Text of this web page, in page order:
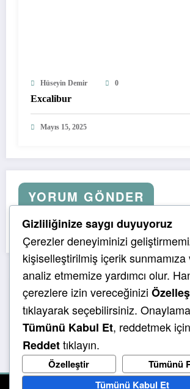
Hüseyin Demir 0
Excalibur
Mayıs 15, 2025
YORUM GÖNDER
Yorum yapabilmek içinoturum
You May Have Missed
Gizliliğinize saygı duyuyoruz
Çerezler deneyiminizi
kişiselleştirilmiş içerik sunmamıza
analiz etmemize yardımcı olur.
çerezlere izin vereceğinizi
tıklayarak seçebilirsiniz.
Tümünü Kabul Et, reddetmek için
Reddettıklayın.
Özelleştir
Tümünü
Tümünü Kabul Et